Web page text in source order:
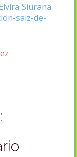
Siurana
saiz-de-